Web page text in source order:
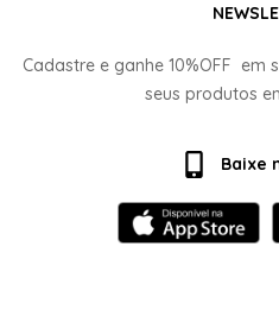
Cadastre e ganhe 10%OFF em
seus produtos
Baixe